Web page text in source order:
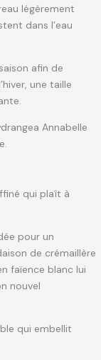
légèrement
dans l’eau
afin de
une taille
Annabelle
qui plaît à
pour un
de crémaillère
faïence blanc lui
nouvel
qui embellit